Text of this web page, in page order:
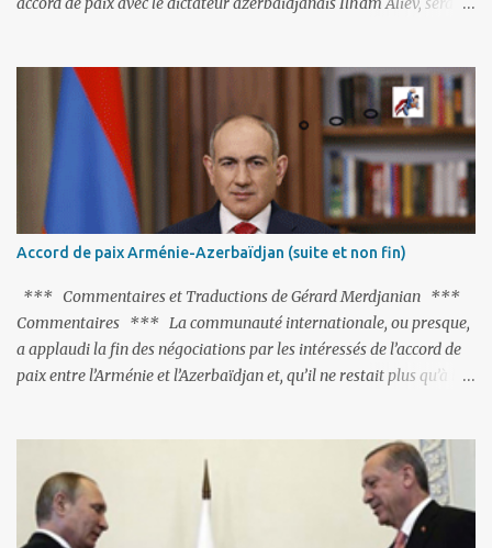
C'est hélas fort peu probable ; l'Histoire ou la Littérature ne sont
pas ses points forts, pas plus d'ailleurs que les négociations avec le
tandem turco-azéri. Faisant fi de tout ce qui précède la chute de
l'URSS, il est exclusivement intéressé par ce qu'il nomme «
l'Arménie réelle ». Même les trois présidents qu'ils l'ont précédés ne
trouvent pas grâce à ses yeux, les traitant de tous les noms, avant
de les traîner en justice. Et comme les politiciens ne lui suffisent
pas, il s'attaque aux dignitaires de l'Église arménienne, les...
Accord de paix Arménie-Azerbaïdjan (suite et non fin)
*** Commentaires et Traductions de Gérard Merdjanian ***
Commentaires *** La communauté internationale, ou presque,
a applaudi la fin des négociations par les intéressés de l’accord de
paix entre l’Arménie et l’Azerbaïdjan et, qu’il ne restait plus qu’à le
Les deux points non résolus portaient sur la renonciation aux
revendications internationales mutuelles et sur l'abstention de
déployer des représentants d'autres pays le long de la frontière
entre l'Arménie et l'Azerbaïdjan. C’est chose faite, l’Arménie a